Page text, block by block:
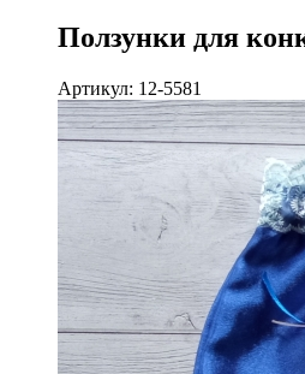
Ползунки для
Артикул: 12-5581